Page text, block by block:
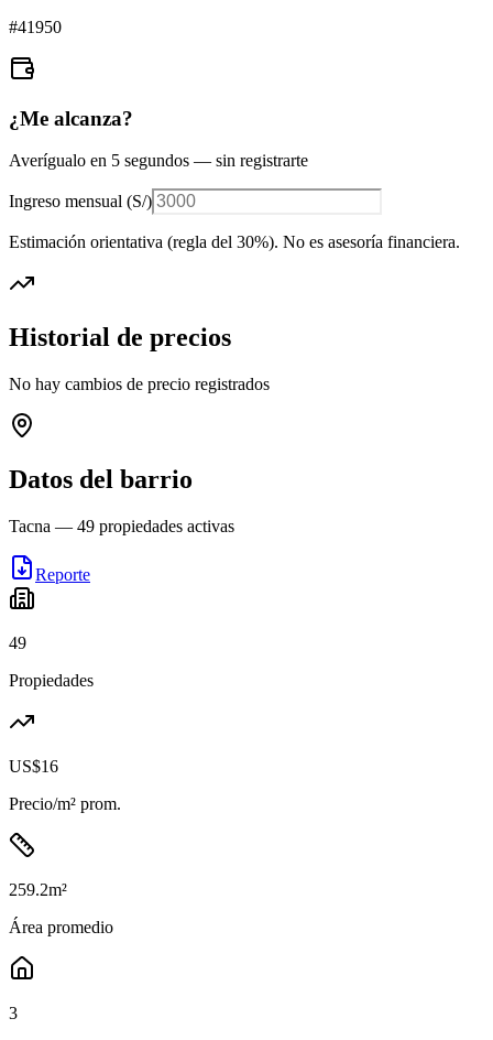
#41950
¿Me alcanza?
Averígualo en 5 segundos — sin registrarte
Ingreso mensual (S/)
Estimación orientativa (regla del 30%). No es asesoría financiera.
Historial de precios
No hay cambios de precio registrados
Datos del barrio
Tacna — 49 propiedades activas
Reporte
49
Propiedades
US$16
Precio/m² prom.
259.2m²
Área promedio
3